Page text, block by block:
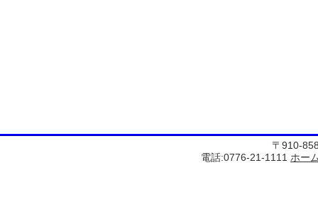
〒910-
電話:0776-21-1111 ホー